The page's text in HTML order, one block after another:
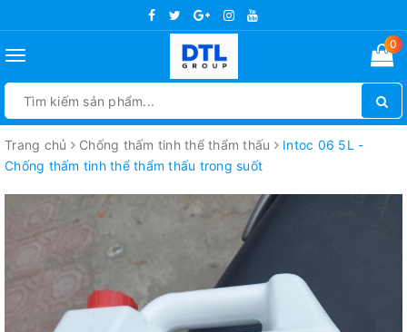
Toggle
0
Trang chủ Chống thấm tinh thể thẩm thấu
Intoc 06 5L -
Chống thấm tinh thể thẩm thấu trong suốt